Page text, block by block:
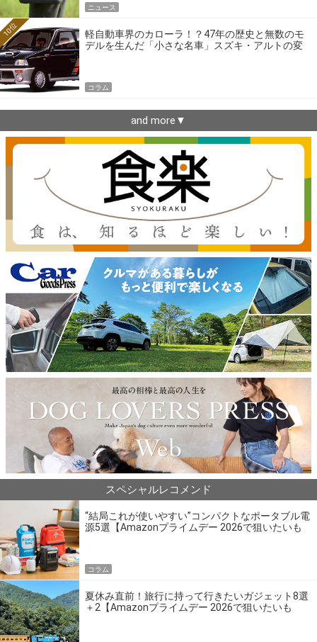
ニュース
軽自動車界のカローラ！？47年の歴史と無数のモ
デルを生んだ「小さな名車」スズキ・アルトの変
10位
コラム
and more▼
スペシャルレコメンド
“結局これが使いやすい”コンパクトなポータブル電
源5選【Amazonプライムデー 2026で狙いたいも
コラム
夏休み直前！旅行に持って行きたいガジェット8選
＋2【Amazonプライムデー 2026で狙いたいも